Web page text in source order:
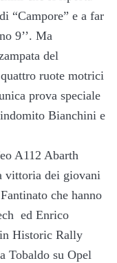
“Campore” e a far
9’’. Ma
del
ruote motrici
prova speciale
Bianchini e
A112 Abarth
vittoria dei giovani
che hanno
ed Enrico
Historic Rally
Tobaldo su Opel